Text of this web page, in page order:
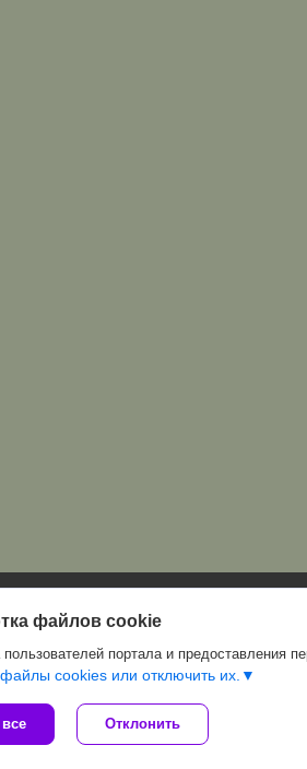
на платформе Deal.by
файлов cookies
файлов cookie
портала и предоставления
cookies или отключить их.
Отклонить
|
Пожаловаться на контент
Language ▼